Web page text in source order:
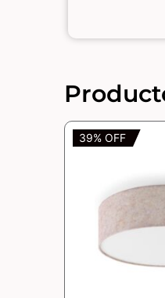
39% OFF